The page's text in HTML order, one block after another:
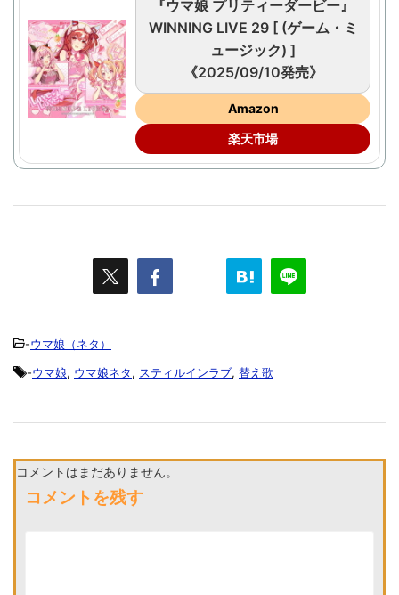
『ウマ娘 プリティーダービー』
WINNING LIVE 29 [ (ゲーム・ミ
ュージック) ]
《2025/09/10発売》
Amazon
楽天市場
-ウマ娘（ネタ）
-ウマ娘, ウマ娘ネタ, スティルインラブ, 替え歌
コメントはまだありません。
コメントを残す